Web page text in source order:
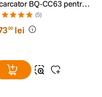
BQ-CC63 pentru 8
tip AAA/ AA
(5)
00 lei